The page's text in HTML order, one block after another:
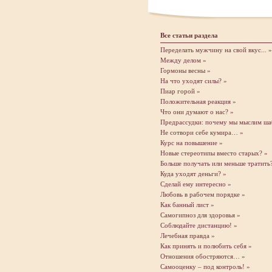
Все статьи раздела
Переделать мужчину на свой вкус... »
Между делом »
Гормоны весны »
На что уходят силы? »
Пиар горой »
Положительная реакция »
Что они думают о нас? »
Предрассудки: почему мы мыслим
Не сотвори себе кумира… »
Курс на повышение »
Новые стереотипы вместо старых? »
Больше получать или меньше
Куда уходят деньги? »
Сделай ему интересно »
Любовь в рабочем порядке »
Как банный лист »
Самогипноз для здоровья »
Соблюдайте дистанцию! »
Лечебная правда »
Как принять и полюбить себя »
Отношения обостряются… »
Самооценку – под контроль! »